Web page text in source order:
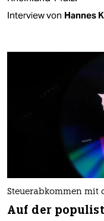
Interview von Hannes
Steuerabkommen mit
Auf der